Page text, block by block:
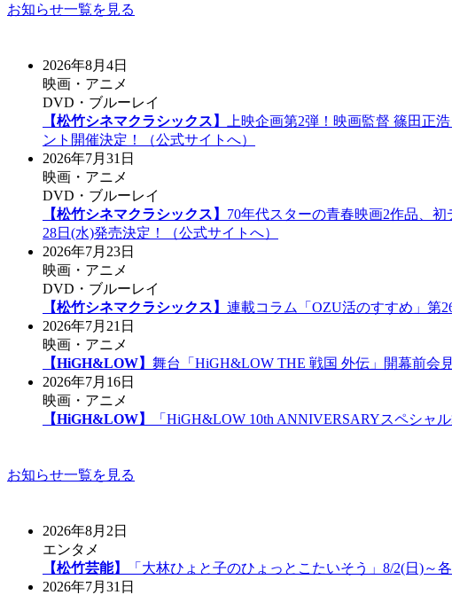
お知らせ一覧を見る
2026年8月4日
映画・アニメ
DVD・ブルーレイ
【松竹シネマクラシックス】
上映企画第2弾！映画監督 篠田正
ント開催決定！（公式サイトへ）
2026年7月31日
映画・アニメ
DVD・ブルーレイ
【松竹シネマクラシックス】 70年代スターの青春映画2作品、
28日(水)発売決定！（公式サイトへ）
2026年7月23日
映画・アニメ
DVD・ブルーレイ
【松竹シネマクラシックス】 連載コラム「OZU活のすすめ」第
2026年7月21日
映画・アニメ
【HiGH&LOW】 舞台「HiGH&LOW THE 戦国 外伝」開幕前会
2026年7月16日
映画・アニメ
【HiGH&LOW】
「HiGH&LOW 10th ANNIVERSARYスペシャ
お知らせ一覧を見る
2026年8月2日
エンタメ
【松竹芸能】
「大林ひょと子のひょっとこたいそう」8/2(日)～
2026年7月31日